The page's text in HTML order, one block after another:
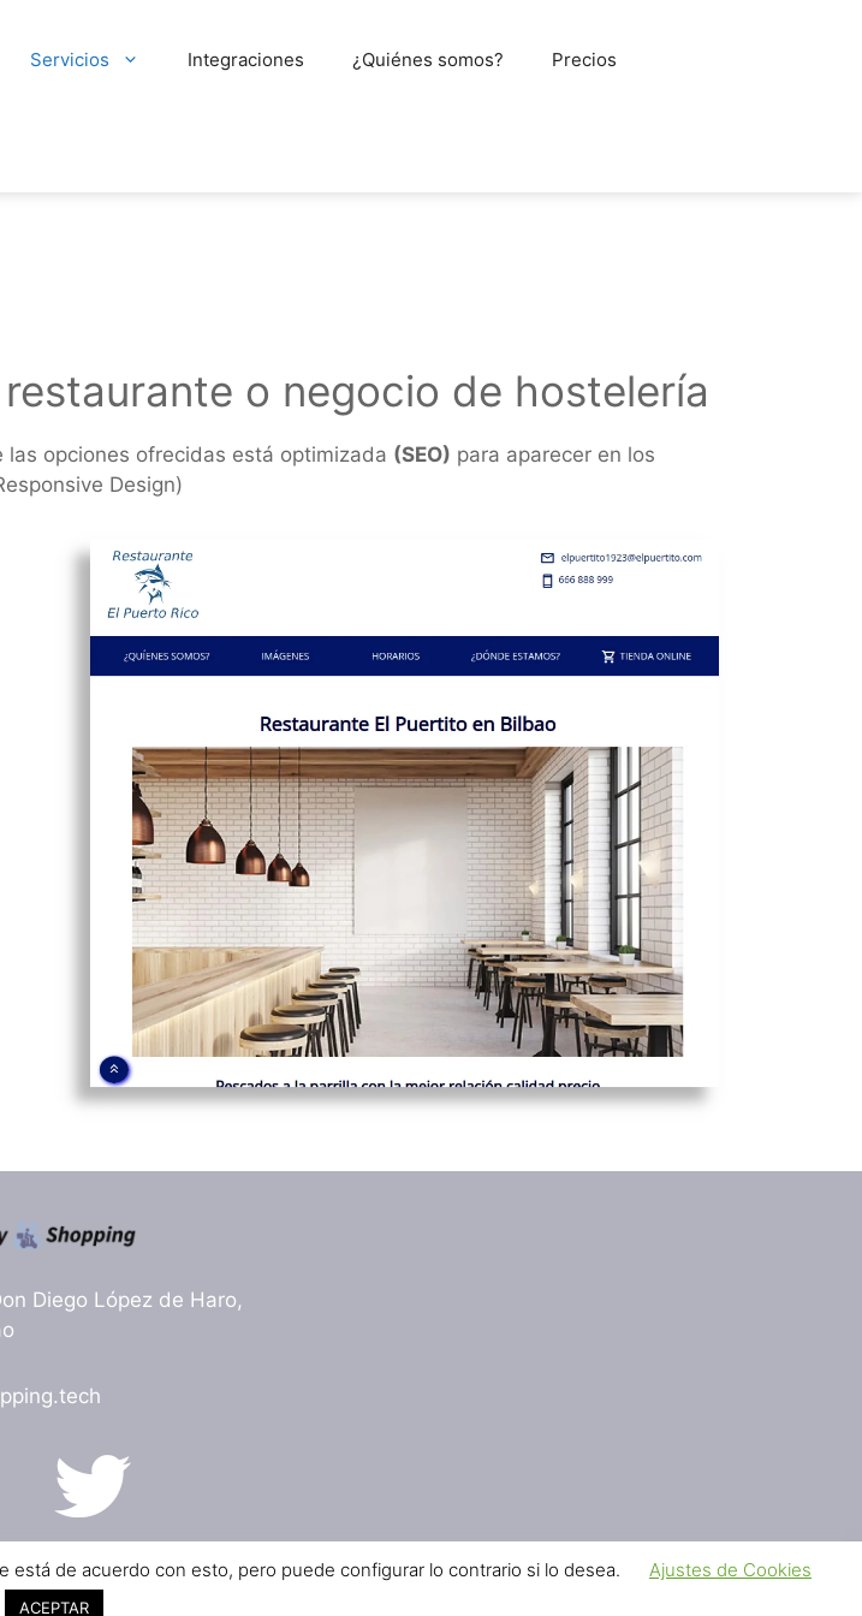
Servicios Integraciones ¿Quiénes somos? Precios
o negocio de hostelería
opciones ofrecidas está optimizada (SEO) para aparecer en los
Design)
Diego López de Haro,
y enlazada con repartidores
está de acuerdo con esto, pero puede configurar lo contrario si lo desea. Ajustes de Cookies
ACEPTAR